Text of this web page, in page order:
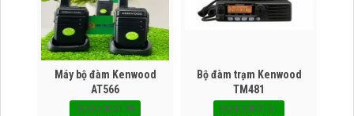
Máy bộ đàm Kenwood
AT566
BDBD000178
Bộ đàm trạm Kenwood
TM481
BDBD000161